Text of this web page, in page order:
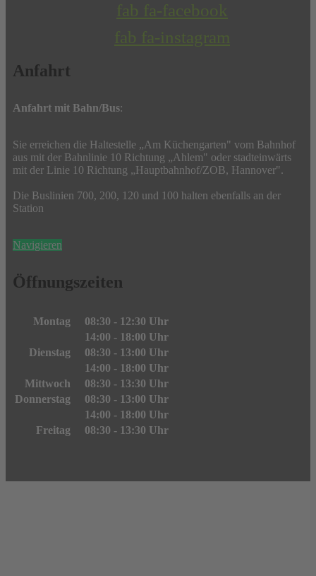
fab fa-facebook
fab fa-instagram
Anfahrt
Anfahrt mit Bahn/Bus:
Sie erreichen die Haltestelle „Am Küchengarten" vom Bahnhof
aus mit der Bahnlinie 10 Richtung „Ahlem" oder stadteinwärts
mit der Linie 10 Richtung „Hauptbahnhof/ZOB, Hannover".
Die Buslinien 700, 200, 120 und 100 halten ebenfalls an der
Station
Navigieren
Öffnungszeiten
Montag
08:30 - 12:30 Uhr
14:00 - 18:00 Uhr
Dienstag
08:30 - 13:00 Uhr
14:00 - 18:00 Uhr
Mittwoch
08:30 - 13:30 Uhr
Donnerstag
08:30 - 13:00 Uhr
14:00 - 18:00 Uhr
Freitag
08:30 - 13:30 Uhr